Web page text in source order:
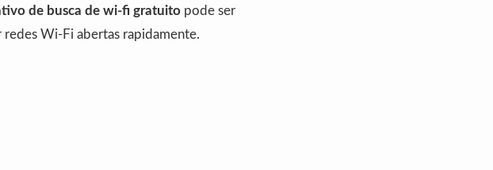
de busca de wi-fi gratuito pode ser
redes Wi-Fi abertas rapidamente.